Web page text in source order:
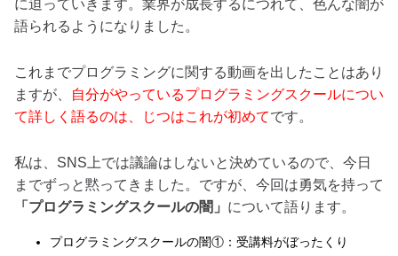
に迫っていきます。業界が成長するにつれて、色んな闇が
語られるようになりました。
これまでプログラミングに関する動画を出したことはあり
ますが、
自分がやっているプログラミングスクールについ
て詳しく語るのは、じつはこれが初めてです。
私は、SNS上では議論はしないと決めているので、今日
までずっと黙ってきました。ですが、今回は勇気を持って
「プログラミングスクールの闇」 について語ります。
プログラミングスクールの闇①：受講料がぼったくり